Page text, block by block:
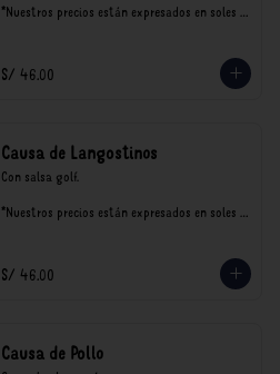
*Nuestros precios están expresados en soles e
S/ 46.00
Causa de Langostinos
Con salsa golf.
*Nuestros precios están expresados en soles e
S/ 46.00
Causa de Pollo